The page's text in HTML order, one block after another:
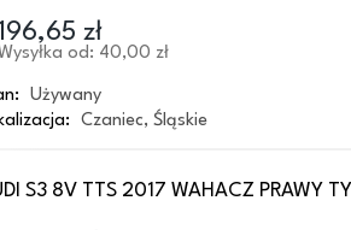
zł
od: 40,00 zł
Używany
Czaniec, Śląskie
S3 8V TTS 2017 WAHACZ PRAWY